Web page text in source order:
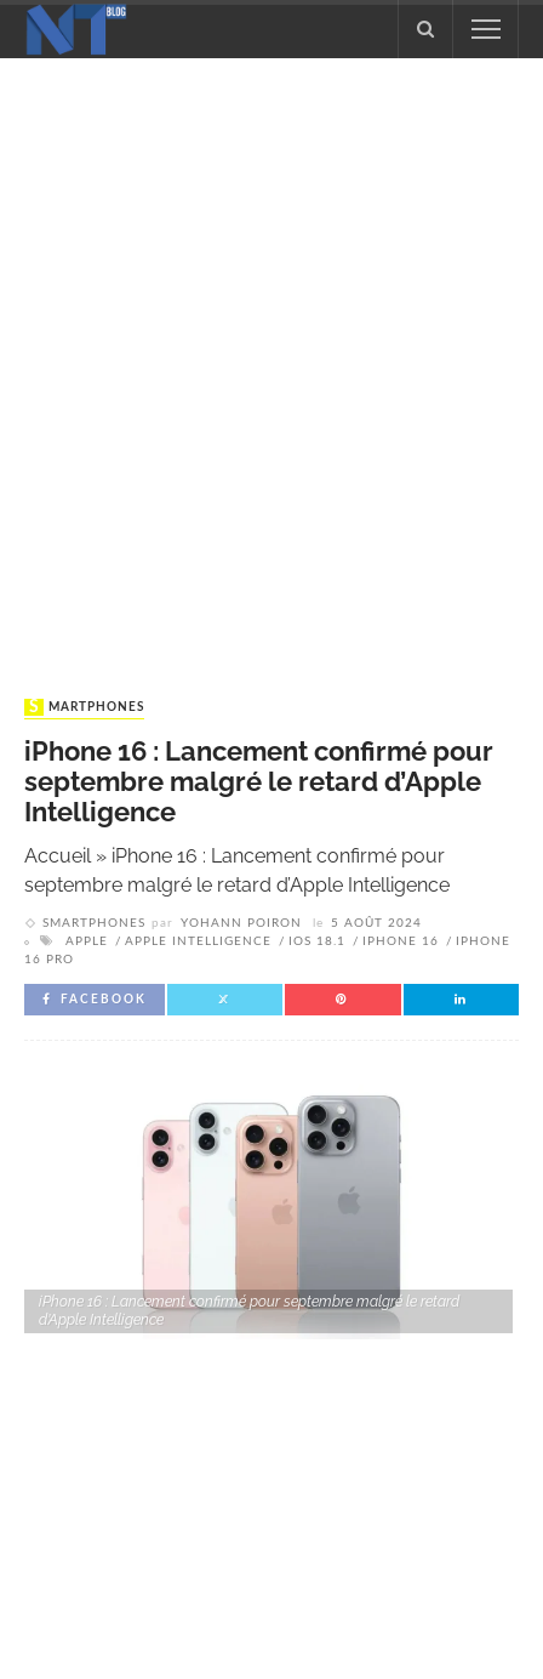
SMARTPHONES
iPhone 16 : Lancement confirmé pour
septembre malgré le retard d’Apple
Intelligence
Accueil» iPhone 16 : Lancement confirmé pour
septembre malgré le retard d’Apple Intelligence
SMARTPHONES par YOHANN POIRON le
5 AOÛT 2024
APPLE
APPLE INTELLIGENCE IOS 18.1 IPHONE 16
IPHONE
16 PRO
FACEBOOK
iPhone 16 : Lancement confirmé pour septembre malgré le retard
d’Apple Intelligence